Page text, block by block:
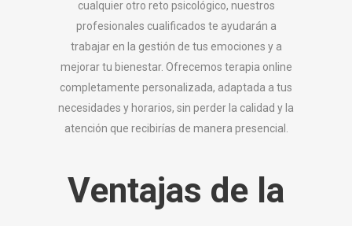
cualquier otro reto psicológico, nuestros
profesionales cualificados te ayudarán a
trabajar en la gestión de tus emociones y a
mejorar tu bienestar. Ofrecemos terapia online
completamente personalizada, adaptada a tus
necesidades y horarios, sin perder la calidad y la
atención que recibirías de manera presencial.
Ventajas de la